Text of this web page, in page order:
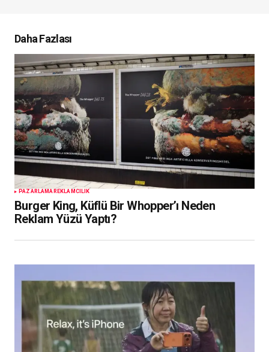
Daha Fazlası
PAZARLAMA REKLAMCILIK
Burger King, Küflü Bir Whopper’ı Neden
Reklam Yüzü Yaptı?